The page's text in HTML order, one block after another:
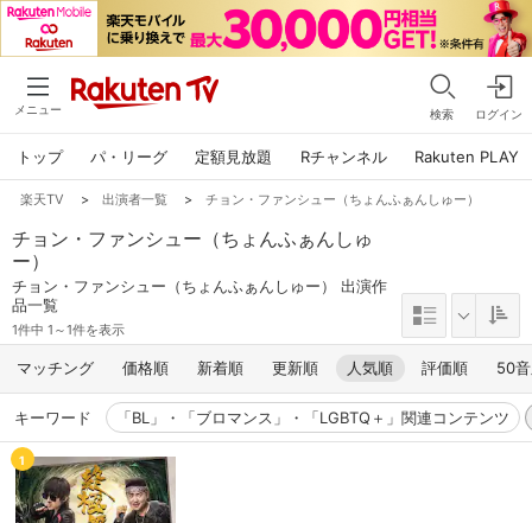
メニュー 検索 ログイン
トップ パ・リーグ 定額見放題 Rチャンネル Rakuten PLAY
楽天TV > 出演者一覧 > チョン・ファンシュー（ちょんふぁんしゅー）
チョン・ファンシュー（ちょんふぁんしゅ
ー）
チョン・ファンシュー（ちょんふぁんしゅー） 出演作
品一覧
1件中 1～1件を表示
マッチング 価格順 新着順 更新順 人気順 評価順 50
キーワード 「BL」・「ブロマンス」・「LGBTQ＋」関連コンテンツ
1